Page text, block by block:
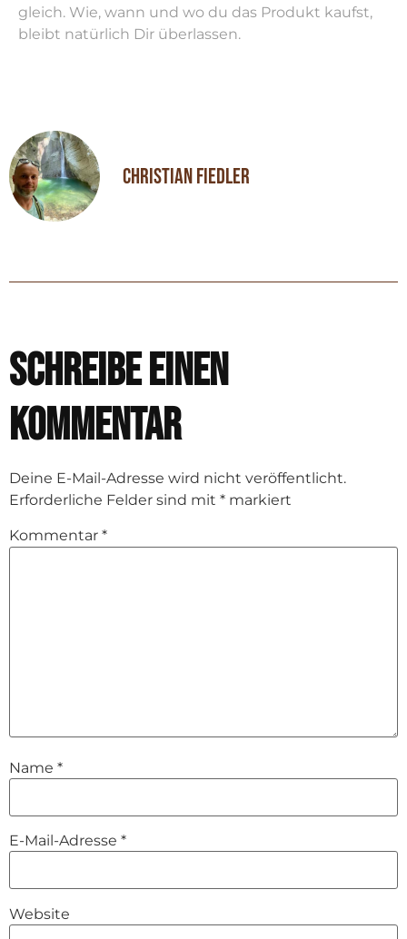
gleich. Wie, wann und wo du das Produkt kaufst,
bleibt natürlich Dir überlassen.
Christian Fiedler
Schreibe einen
Kommentar
Deine E-Mail-Adresse wird nicht veröffentlicht.
Erforderliche Felder sind mit * markiert
Kommentar *
Name *
E-Mail-Adresse *
Website